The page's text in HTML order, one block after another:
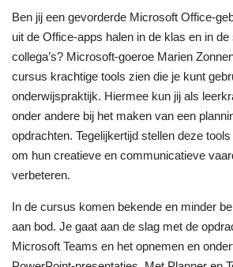
Ben jij een gevorderde Microsoft Office-
uit de Office-apps halen in de klas en in
collega’s? Microsoft-goeroe Marien
cursus krachtige tools zien die je kunt
onderwijspraktijk. Hiermee kun jij als
onder andere bij het maken van een
opdrachten. Tegelijkertijd stellen deze
om hun creatieve en communicatieve
verbeteren.
In de cursus komen bekende en minder
aan bod. Je gaat aan de slag met de
Microsoft Teams en het opnemen en